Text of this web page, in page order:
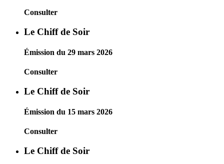
Consulter
Le Chiff de Soir
Émission du 29 mars 2026
Consulter
Le Chiff de Soir
Émission du 15 mars 2026
Consulter
Le Chiff de Soir